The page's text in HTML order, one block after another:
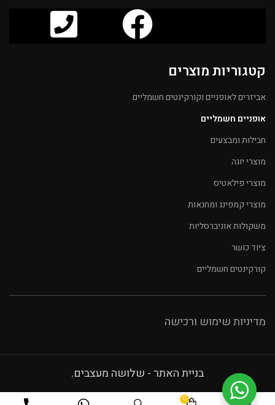
קטגוריות מוצרים
אביזרים לאופניים וקורקינטים חשמליים
אופניים חשמליים
חבילות ומבצעים
מוצרי יוגה
מוצרי פילאטיס
מוצרי קמפינג ומחנאות
משקולות אוניברסליות
ציוד כושר
קורקינטים חשמליים
מדיניות שימוש ורכישה
בניית האתר - שלושה מעצבים.
0